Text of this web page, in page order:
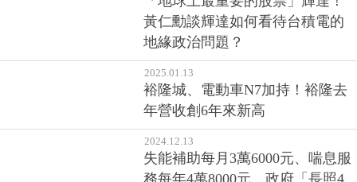
年營收創6年來新高
2024.12.13
失能補助每月3萬6000元、喘息服
務每年4萬8000元，政府「長照4
包錢」怎麼領？
2024.12.04
Netflix這裡訂閱最划算！年訂閱最
多省2,000元